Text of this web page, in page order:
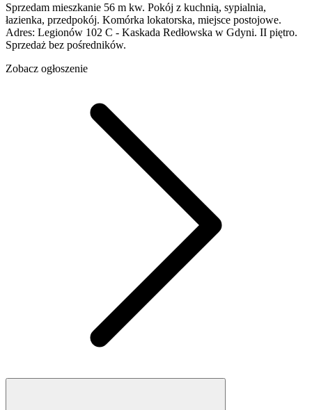
Sprzedam mieszkanie 56 m kw. Pokój z kuchnią, sypialnia,
łazienka, przedpokój. Komórka lokatorska, miejsce postojowe.
Adres: Legionów 102 C - Kaskada Redłowska w Gdyni. II piętro.
Sprzedaż bez pośredników.
Zobacz ogłoszenie